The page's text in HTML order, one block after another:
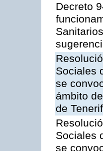
Decreto
Sociales
se
ámbito
de
Sociales
se